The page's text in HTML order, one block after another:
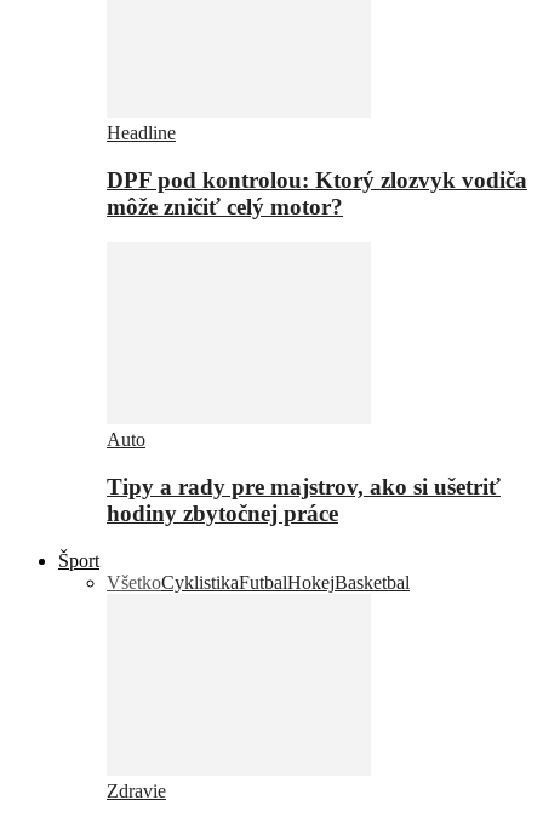
Headline
DPF pod kontrolou: Ktorý zlozvyk vodiča
môže zničiť celý motor?
Auto
Tipy a rady pre majstrov, ako si ušetriť
hodiny zbytočnej práce
Šport
VšetkoCyklistikaFutbalHokejBasketbal
Zdravie